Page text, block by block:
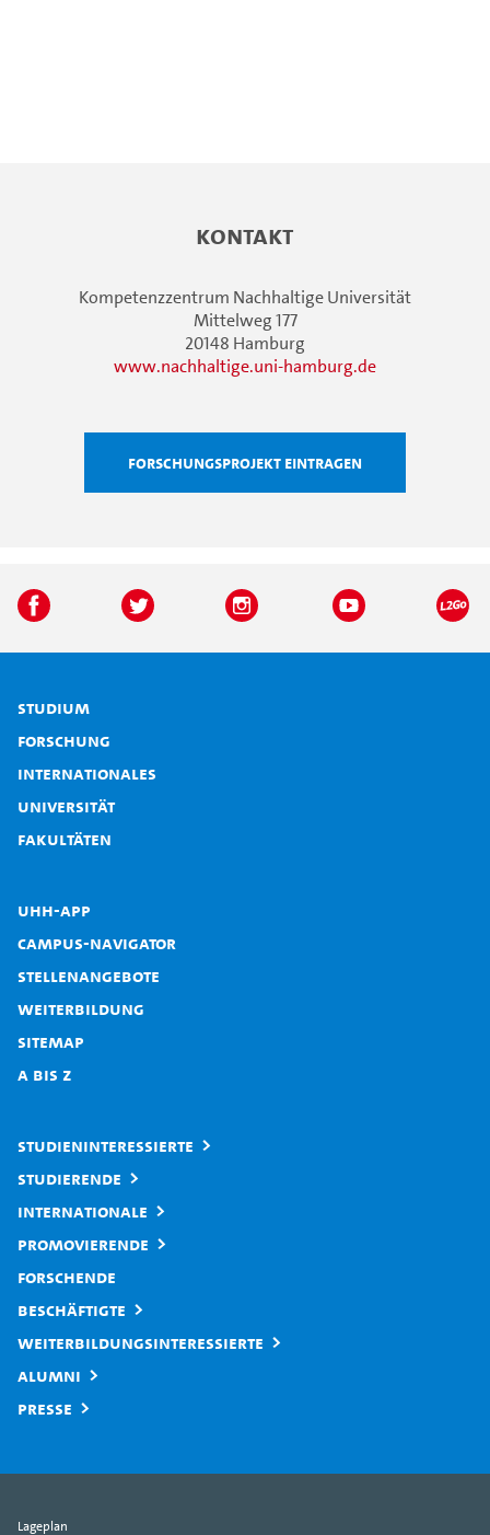
Kontakt
Kompetenzzentrum Nachhaltige Universität
Mittelweg 177
20148 Hamburg
www.nachhaltige.uni-hamburg.de
Forschungsprojekt eintragen
Studium
Forschung
Internationales
Universität
Fakultäten
UHH-App
Campus-Navigator
Stellenangebote
Weiterbildung
Sitemap
A bis Z
Studieninteressierte
Studierende
Internationale
Promovierende
Forschende
Beschäftigte
Weiterbildungsinteressierte
Alumni
Presse
Lageplan